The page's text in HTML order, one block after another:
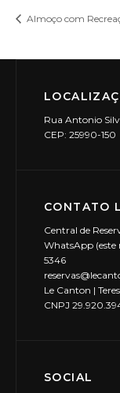
Almoço com
Rua Antonio
CEP: 25990-150
CONTATO
Central de
WhatsApp (este
5346
Le Canton |
CNPJ
SOCIAL